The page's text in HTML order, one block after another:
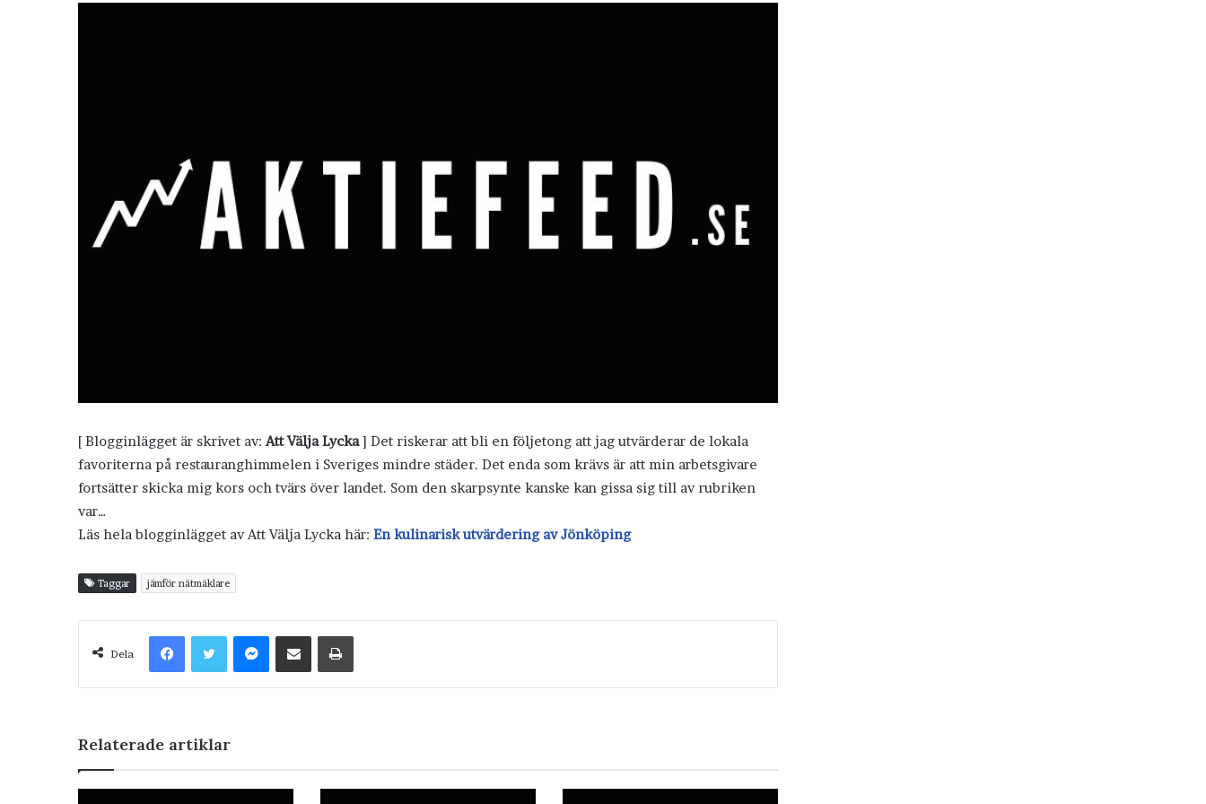
[ Blogginlägget är skrivet av: Att Välja Lycka] Det riskerar att bli en följetong att jag utvärderar de lokala
favoriterna på restauranghimmelen i Sveriges mindre städer. Det enda som krävs är att min arbetsgivare
fortsätter skicka mig kors och tvärs över landet. Som den skarpsynte kanske kan gissa sig till av rubriken
var…
Läs hela blogginlägget av Att Välja Lycka här: En kulinarisk utvärdering av Jönköping
Taggar jämför nätmäklare
Dela
FacebookTwitterMessenger
Dela via e-post Skriv ut
Relaterade artiklar